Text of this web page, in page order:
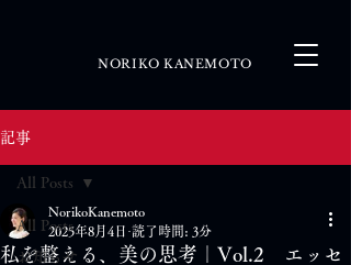
NORIKO KANEMOTO
記事
All Posts
お知らせ
All Posts
私を整える、美の思考｜Vol.2 エッセ
NorikoKanemoto
2025年8月4日 読了時間: 3分